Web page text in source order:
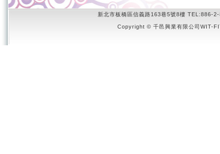
POLYESTER
MERYL
COOLMAX
新北市板橋區信義路163巷5號8樓
Copyright © 千邑興業有限公司WIT-